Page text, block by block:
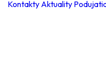
Kontakty Aktuality